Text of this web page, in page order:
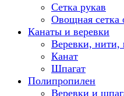
Сетка рукав
Овощная сетка
Канаты и веревки
Веревки,
Канат
Шпагат
Полипропилен
Веревки и